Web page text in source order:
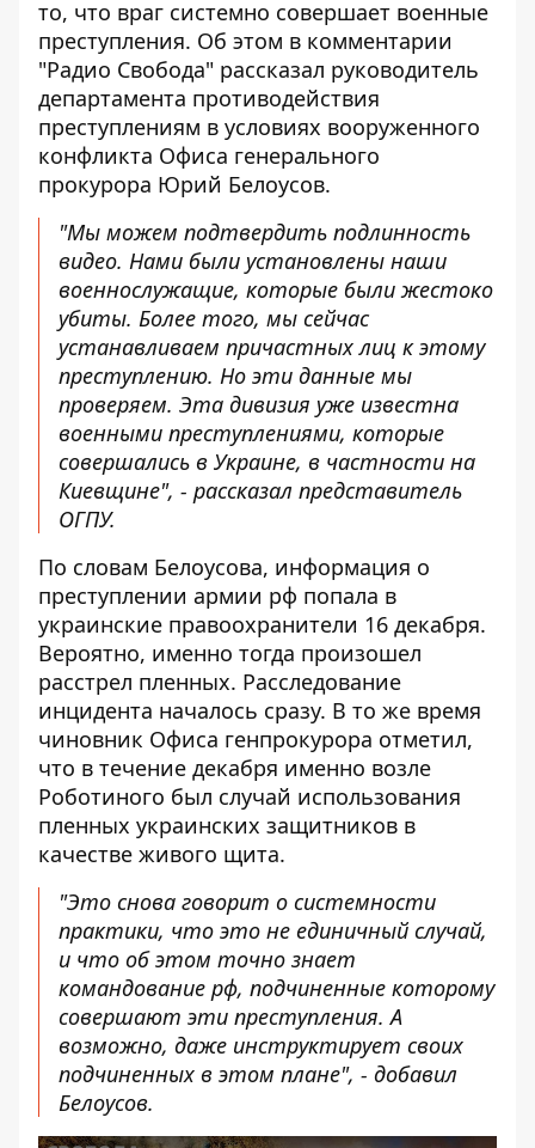
то, что враг системно совершает военные
преступления. Об этом в комментарии
"Радио Свобода" рассказал руководитель
департамента противодействия
преступлениям в условиях вооруженного
конфликта Офиса генерального
прокурора Юрий Белоусов.
"Мы можем подтвердить подлинность
видео. Нами были установлены наши
военнослужащие, которые были жестоко
убиты. Более того, мы сейчас
устанавливаем причастных лиц к этому
преступлению. Но эти данные мы
проверяем. Эта дивизия уже известна
военными преступлениями, которые
совершались в Украине, в частности на
Киевщине", - рассказал представитель
ОГПУ.
По словам Белоусова, информация о
преступлении армии рф попала в
украинские правоохранители 16 декабря.
Вероятно, именно тогда произошел
расстрел пленных. Расследование
инцидента началось сразу. В то же время
чиновник Офиса генпрокурора отметил,
что в течение декабря именно возле
Роботиного был случай использования
пленных украинских защитников в
качестве живого щита.
"Это снова говорит о системности
практики, что это не единичный случай,
и что об этом точно знает
командование рф, подчиненные которому
совершают эти преступления. А
возможно, даже инструктирует своих
подчиненных в этом плане", - добавил
Белоусов.